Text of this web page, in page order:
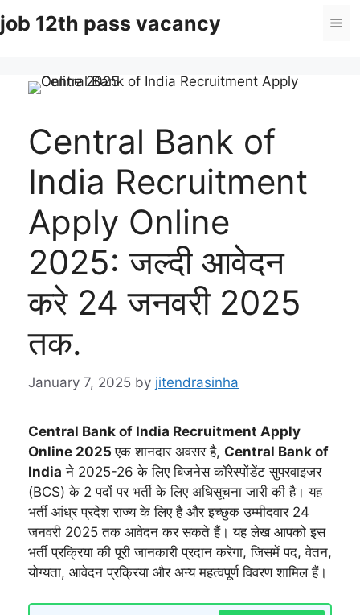
to
job 12th pass vacancy
Central Bank of
India Recruitment
Apply Online
2025: जल्दी आवेदन
करे 24 जनवरी 2025
तक.
January 7, 2025 by jitendrasinha
Central Bank of India Recruitment Apply
Online 2025एक शानदार अवसर है, Central Bank of
India ने 2025-26 के लिए बिजनेस कॉरेस्पोंडेंट सुपरवाइजर
(BCS) के 2 पदों पर भर्ती के लिए अधिसूचना जारी की है। यह
भर्ती आंध्र प्रदेश राज्य के लिए है और इच्छुक उम्मीदवार 24
जनवरी 2025 तक आवेदन कर सकते हैं। यह लेख आपको इस
भर्ती प्रक्रिया की पूरी जानकारी प्रदान करेगा, जिसमें पद, वेतन,
योग्यता, आवेदन प्रक्रिया और अन्य महत्वपूर्ण विवरण शामिल हैं।